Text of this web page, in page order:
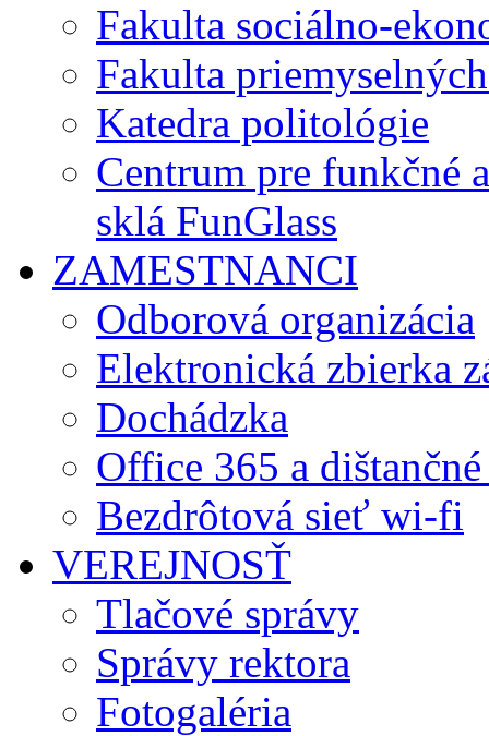
Fakulta sociálno-
Fakulta
Katedra politológie
Centrum pre funkčné
sklá FunGlass
ZAMESTNANCI
Odborová organizácia
Elektronická zbierka
Dochádzka
Office 365 a
Bezdrôtová sieť wi-fi
VEREJNOSŤ
Tlačové správy
Správy rektora
Fotogaléria